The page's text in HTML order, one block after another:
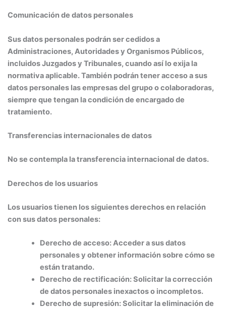
Comunicación de datos personales
Sus datos personales podrán ser cedidos a
Administraciones, Autoridades y Organismos Públicos,
incluidos Juzgados y Tribunales, cuando así lo exija la
normativa aplicable. También podrán tener acceso a sus
datos personales las empresas del grupo o colaboradoras,
siempre que tengan la condición de encargado de
tratamiento.
Transferencias internacionales de datos
No se contempla la transferencia internacional de datos.
Derechos de los usuarios
Los usuarios tienen los siguientes derechos en relación
con sus datos personales:
Derecho de acceso:Acceder a sus datos
personales y obtener información sobre cómo se
están tratando.
Derecho de rectificación:Solicitar la corrección
de datos personales inexactos o incompletos.
Derecho de supresión:Solicitar la eliminación de